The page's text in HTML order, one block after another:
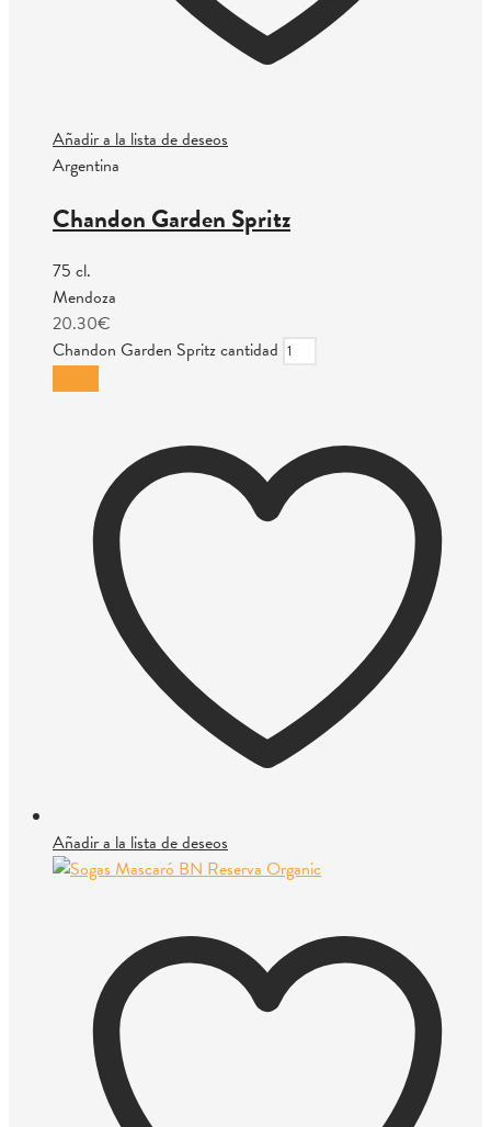
Añadir a la lista de deseos
Argentina
Chandon Garden Spritz
75 cl.
Mendoza
20.30€
Chandon Garden Spritz cantidad
Añadir a la lista de deseos